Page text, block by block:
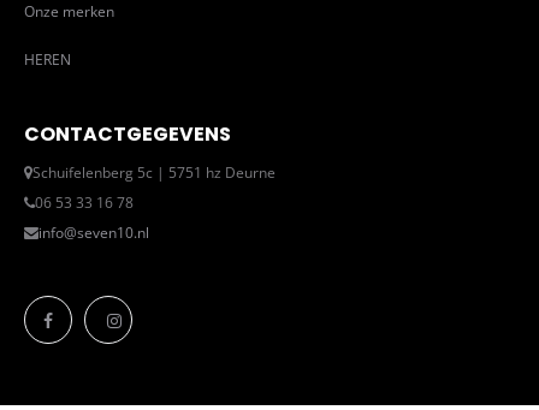
Onze merken
HEREN
CONTACTGEGEVENS
Schuifelenberg 5c | 5751 hz Deurne
06 53 33 16 78
info@seven10.nl